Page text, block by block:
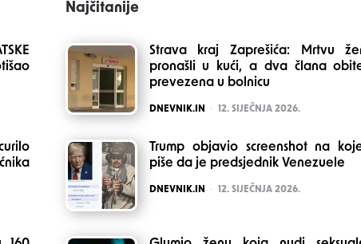
Najčitanije
Strava kraj Zaprešića: Mrtvu
pronašli u kući, a dva člana
prevezena u bolnicu
POSTED
DNEVNIK.IN 12. SIJEČNJA 2026.
Trump objavio screenshot na
piše da je predsjednik Venezuele
POSTED
DNEVNIK.IN 12. SIJEČNJA 2026.